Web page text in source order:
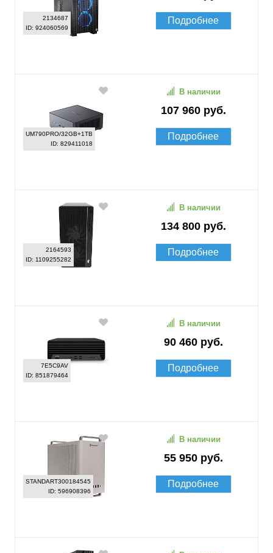
2134687
ID: 924060569
Подробнее
UM790PRO/32GB+1TB
ID: 829411018
107 960 руб.
В наличии
Подробнее
2164593
ID: 1109255282
134 800 руб.
В наличии
Подробнее
7E5C9AV
ID: 851879464
90 460 руб.
В наличии
Подробнее
STANDART300184545
ID: 596908396
55 950 руб.
В наличии
Подробнее